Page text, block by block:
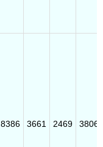
8386 3661 2469 3806